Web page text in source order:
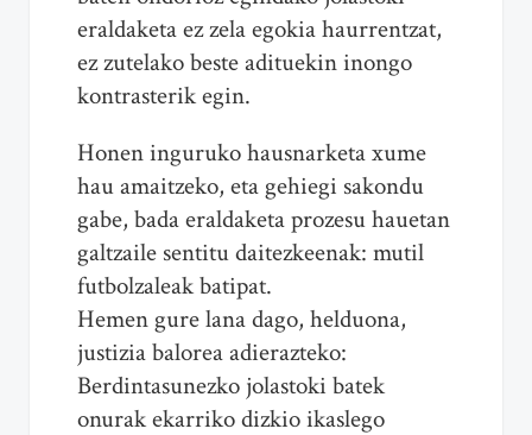
eraldaketa ez zela egokia haurrentzat,
ez zutelako beste adituekin inongo
kontrasterik egin.
Honen inguruko hausnarketa xume
hau amaitzeko, eta gehiegi sakondu
gabe, bada eraldaketa prozesu hauetan
galtzaile sentitu daitezkeenak: mutil
futbolzaleak batipat.
Hemen gure lana dago, helduona,
justizia balorea adierazteko:
Berdintasunezko jolastoki batek
onurak ekarriko dizkio ikaslego